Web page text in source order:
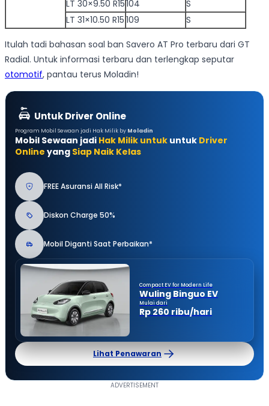
LT 30×9.50 R15104
S
LT 31×10.50 R15 109 S
Itulah tadi bahasan soal ban Savero AT Pro terbaru dari GT
Radial. Untuk informasi terbaru dan terlengkap seputar
otomotif, pantau terus Moladin!
Untuk Driver Online
Program Mobil Sewaan jadi Hak Milik by Moladin
Mobil Sewaan jadi Hak Milik untuk untuk Driver
Online yang Siap Naik Kelas
FREE Asuransi All Risk*
Diskon Charge 50%
Mobil Diganti Saat Perbaikan*
Compact EV for Modern Life
Wuling Binguo EV
Mulai dari
Rp 260 ribu/hari
Lihat Penawaran